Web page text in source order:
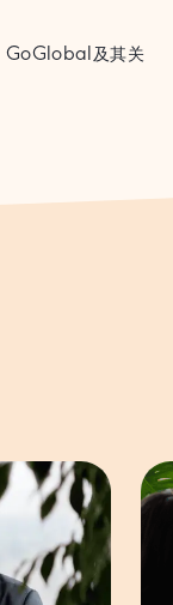
GoGlobal及其关